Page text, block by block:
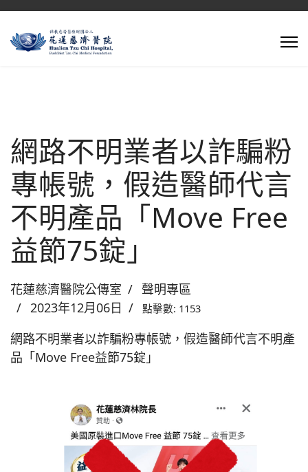
網路不明業者以詐騙粉
專帳號，假造醫師代言
不明產品「Move Free
益節75錠」
花蓮慈濟醫院公傳室
聲明專區
2023年12月06日
點擊數: 1153
網路不明業者以詐騙粉專帳號，假造醫師代言不明產
品「Move Free益節75錠」